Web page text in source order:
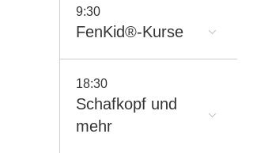
9:30
FenKid®-Kurse
18:30
Schafkopf und
mehr